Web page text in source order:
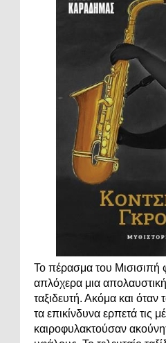
Το πέρασμα του Μισισιπή
απλόχερα μια
ταξιδευτή. Ακόμα και όταν
τα επικίνδυνα ερπετά τις
καιροφυλακτούσαν